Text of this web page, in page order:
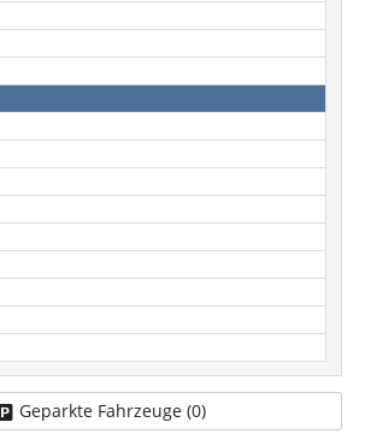
Geparkte Fahrzeuge (0)